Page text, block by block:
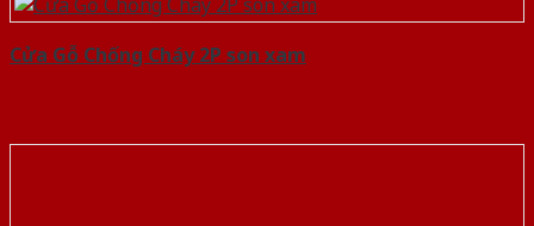
Cửa Gỗ Chống Cháy 2P son xam